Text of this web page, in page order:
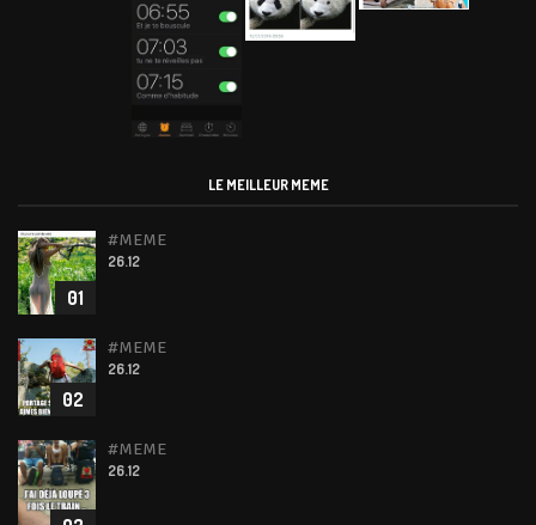
LE MEILLEUR MEME
01
#MEME
26.12
02
#MEME
26.12
#MEME
26.12